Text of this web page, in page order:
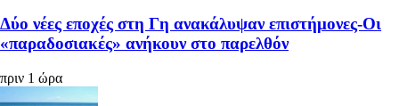
Δύο νέες εποχές στη Γη ανακάλυψαν επιστήμονες‑Oι
«παραδοσιακές» ανήκουν στο παρελθόν
πριν 1 ώρα